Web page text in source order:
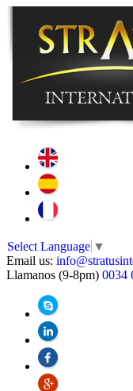
Select Language ▼
Email us:
Llamanos (9-8pm) 0034